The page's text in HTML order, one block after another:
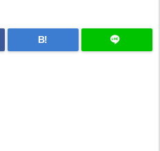
B!